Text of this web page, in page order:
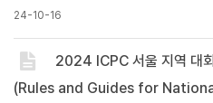
24-10-16
2024 ICPC 서울 지역 대
(Rules and Guides for